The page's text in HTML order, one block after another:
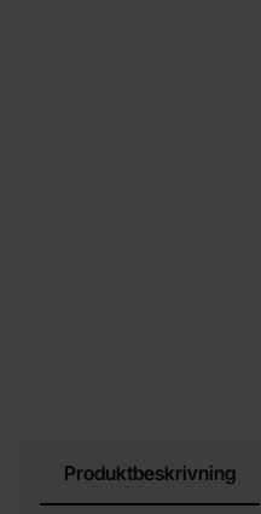
Produktbeskrivning